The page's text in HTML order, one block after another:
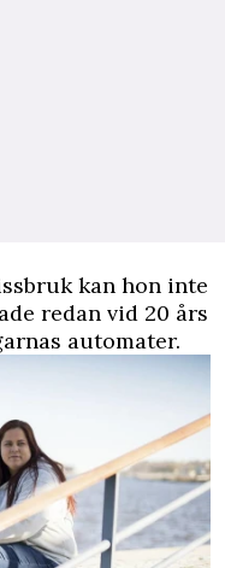
kan hon inte
redan vid 20 års
automater.